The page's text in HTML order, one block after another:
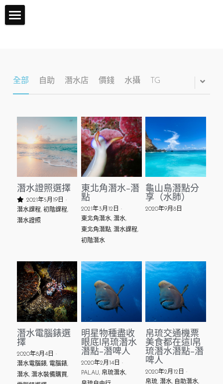
證照地圖
進階課程(AOW)
體驗潛水
其他潛水課程
Q&A
關於Fundiving
關於體驗潛水
全部 自助 潛水店 價錢 水攝 TG
潛水證照選擇
2021年5月19日 ·
潛水課程, 初階課程,
潛水證照
東北角潛水-潛
點
2021年3月12日 ·
東北角潛水, 潛水,
東北角潛點, 潛水課程,
初階潛水
龜山島潛點分
享（水肺）
2020年9月8日
潛水電腦錶選
擇
2020年8月4日 ·
潛水電腦錶, 電腦錶,
潛水, 潛水裝備購買,
明星物種盡收
眼底|帛琉潛水
潛點-潛啤人
2020年2月14日 ·
PALAU, 帛琉潛水,
帛琉交通機票
美食都在這|帛
琉潛水潛點-潛
啤人
2020年2月12日 ·
帛琉, 潛水, 自助潛水,